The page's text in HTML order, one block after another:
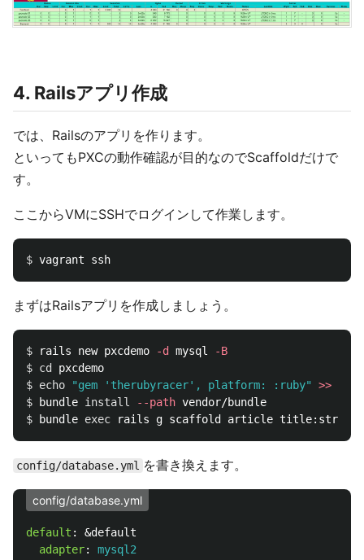
4. Railsアプリ作成
では、Railsのアプリを作ります。
といってもPXCの動作確認が目的なのでScaffoldだけで
す。
ここからVMにSSHでログインして作業します。
$
まずはRailsアプリを作成しましょう。
$ rails new pxcdemo -d mysql
-B
$ cd
$ echo "gem 'therubyracer', platform: :ruby"
>>
$
bundle install --path
$
bundle exec
config/database.yml を書き換えます。
config/database.yml
default :
&default
adapter:
mysql2